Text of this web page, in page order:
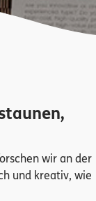
wir an der
und kreativ, wie